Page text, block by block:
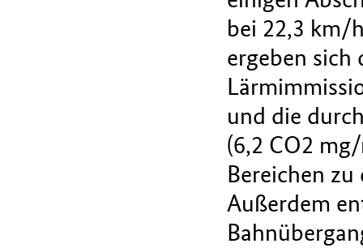
bei 22,3 km/
ergeben
und die
(6,2 CO2
Bereichen
Außerdem